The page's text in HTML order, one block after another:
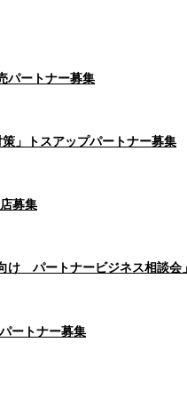
パートナー募集
」トスアップパートナー募集
募集
け パートナービジネス相談会
ートナー募集